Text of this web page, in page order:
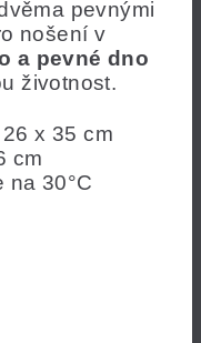
pevnými
nošení v
a pevné dno
životnost.
x 35 cm
cm
na 30°C